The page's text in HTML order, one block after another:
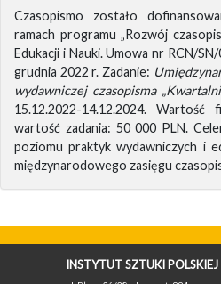
Czasopismo zostało
ramach programu „Rozwój
Edukacji i Nauki. Umowa nr RCN/
grudnia 2022 r. Zadanie:
wydawniczej czasopisma
15.12.2022-14.12.2024.
wartość zadania: 50 000 PLN.
poziomu praktyk wydawniczych i
międzynarodowego zasięgu
INSTYTUT SZTUKI